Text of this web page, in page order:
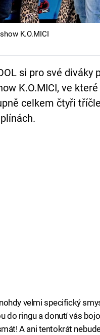
K.O.MICI
si pro své
K.O.MICI, ve
celkem čtyři
velmi specifický
do ringu a donutí vás
A ani tentokrát